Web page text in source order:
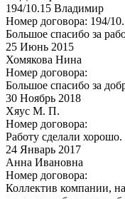
194/10.15 Владимир
Номер договора: 194/
Большое спасибо за
25 Июнь 2015
Хомякова Нина
Номер договора:
Большое спасибо за
30 Ноябрь 2018
Хяус М. П.
Номер договора:
Работу сделали хорошо.
24 Январь 2017
Анна Ивановна
Номер договора:
Коллектив компании,